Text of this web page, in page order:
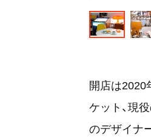
開店は2020
ケット、現
のデザイナ